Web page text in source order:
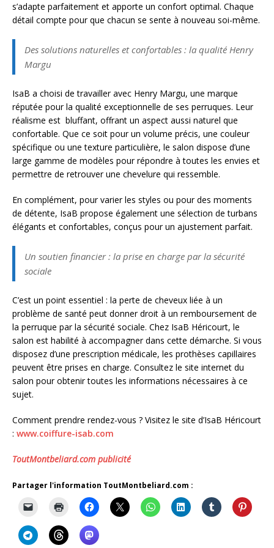
s’adapte parfaitement et apporte un confort optimal. Chaque
détail compte pour que chacun se sente à nouveau soi-même.
Des solutions naturelles et confortables : la qualité Henry
Margu
IsaB a choisi de travailler avec Henry Margu, une marque
réputée pour la qualité exceptionnelle de ses perruques. Leur
réalisme est bluffant, offrant un aspect aussi naturel que
confortable. Que ce soit pour un volume précis, une couleur
spécifique ou une texture particulière, le salon dispose d’une
large gamme de modèles pour répondre à toutes les envies et
permettre de retrouver une chevelure qui ressemble.
En complément, pour varier les styles ou pour des moments
de détente, IsaB propose également une sélection de turbans
élégants et confortables, conçus pour un ajustement parfait.
Un soutien financier : la prise en charge par la sécurité
sociale
C’est un point essentiel : la perte de cheveux liée à un
problème de santé peut donner droit à un remboursement de
la perruque par la sécurité sociale. Chez IsaB Héricourt, le
salon est habilité à accompagner dans cette démarche. Si vous
disposez d’une prescription médicale, les prothèses capillaires
peuvent être prises en charge. Consultez le site internet du
salon pour obtenir toutes les informations nécessaires à ce
sujet.
Comment prendre rendez-vous ? Visitez le site d’IsaB Héricourt
: www.coiffure-isab.com
ToutMontbeliard.com publicité
Partager l'information ToutMontbeliard.com :